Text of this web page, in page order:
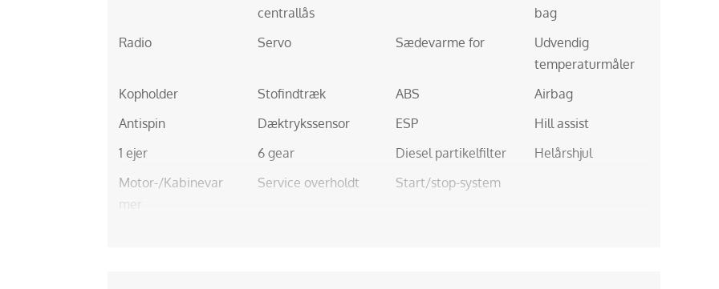
centrallås
bag
Radio
Servo Sædevarme for
Udvendig
temperaturmåler
Kopholder
Stofindtræk ABS
Airbag
Antispin
Dæktrykssensor ESP
Hill assist
1 ejer
6 gear Diesel partikelfilter
Helårshjul
Motor-/Kabinevar
mer
Service overholdt Start/stop-system